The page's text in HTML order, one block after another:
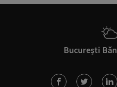
București